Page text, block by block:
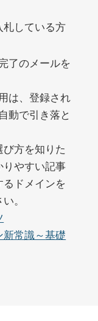
年齢 5年
年齢2年
札している方
了のメールを
は、登録され
動で引き落と
方を知りた
りやすい記事
るドメインを
。
新常識～基礎